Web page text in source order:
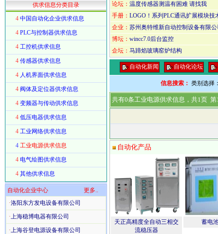
供求信息分类目录
4 中国自动化企业供求信息
4 PLC与控制器供求信息
4 工控机供求信息
4 传感器供求信息
4 人机界面供求信息
4 阀体及定位器供求信息
4 变频器与传动供求信息
4 低压电器供求信息
4 工业网络供求信息
4 工业电源供求信息
4 电气绘图供求信息
4 其他供求信息
自动化企业中心
更多..
·洛阳东方发电设备有限公司
·上海稳博电器有限公司
·上海谷登电源设备有限公司
论坛： 温度传感器测温有困难 请找我
手册： LOGO！系列PLC通讯扩展模块技
企业： 苏州奥特维新自动控制设备有限
博坛： wincc7.0后台监控
企坛： 马蹄焰玻璃窑炉结构
自动化新闻 自动化论坛
信息搜索： 类别选择
共有0条工业电源供求信息，共1页 第
自动化产品
天正高精度全自动三相交
流稳压器
蓄电